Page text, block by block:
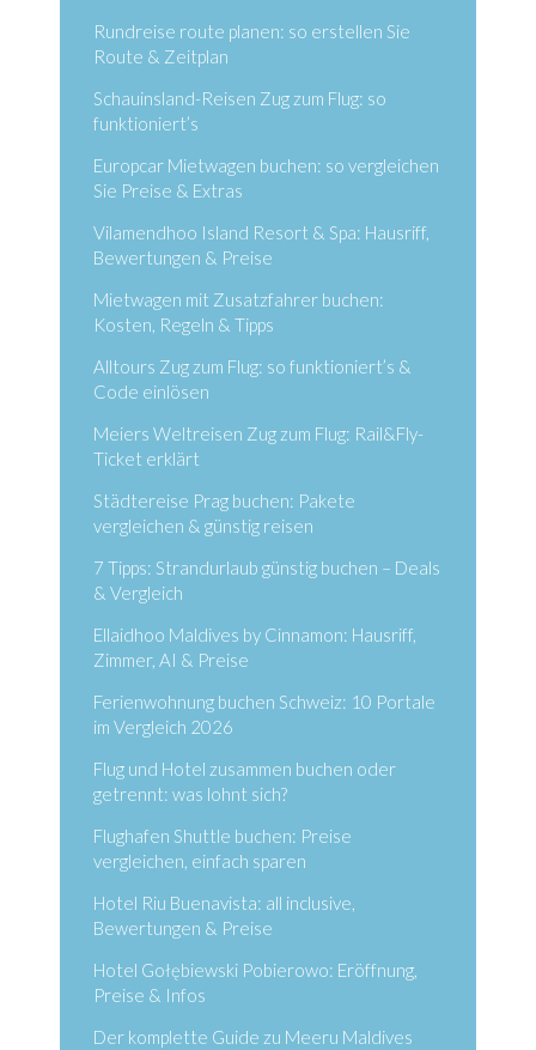
Rundreise route planen: so erstellen Sie
Route & Zeitplan
Schauinsland-Reisen Zug zum Flug: so
funktioniert’s
Europcar Mietwagen buchen: so vergleichen
Sie Preise & Extras
Vilamendhoo Island Resort & Spa: Hausriff,
Bewertungen & Preise
Mietwagen mit Zusatzfahrer buchen:
Kosten, Regeln & Tipps
Alltours Zug zum Flug: so funktioniert’s &
Code einlösen
Meiers Weltreisen Zug zum Flug: Rail&Fly-
Ticket erklärt
Städtereise Prag buchen: Pakete
vergleichen & günstig reisen
7 Tipps: Strandurlaub günstig buchen – Deals
& Vergleich
Ellaidhoo Maldives by Cinnamon: Hausriff,
Zimmer, AI & Preise
Ferienwohnung buchen Schweiz: 10 Portale
im Vergleich 2026
Flug und Hotel zusammen buchen oder
getrennt: was lohnt sich?
Flughafen Shuttle buchen: Preise
vergleichen, einfach sparen
Hotel Riu Buenavista: all inclusive,
Bewertungen & Preise
Hotel Gołębiewski Pobierowo: Eröffnung,
Preise & Infos
Der komplette Guide zu Meeru Maldives